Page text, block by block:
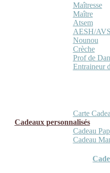
Maîtresse
Maître
Atsem
AESH/AVS
Nounou
Crèche
Prof de
Entraineur
Carte
Cadeaux personnalisés
Cadeau
Cadeau